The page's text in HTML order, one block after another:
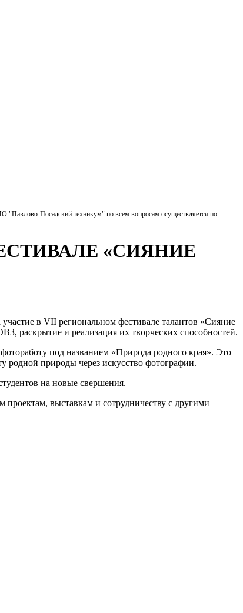
Посадский техникум" по всем вопросам осуществляется по
«СИЯНИЕ
в VII региональном фестивале талантов «Сияние
раскрытие и реализация их творческих способностей.
под названием «Природа родного края». Это
родной природы через искусство фотографии.
на новые свершения.
проектам, выставкам и сотрудничеству с другими